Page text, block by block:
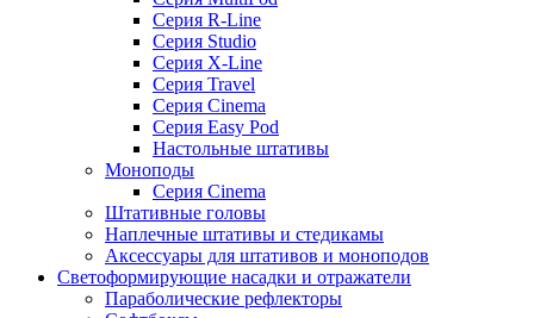
Серия R-Line
Серия Studio
Серия X-Line
Серия Travel
Серия Cinema
Серия Easy Pod
Настольные штативы
Моноподы
Серия Cinema
Штативные головы
Наплечные штативы и стедикамы
Аксессуары для штативов и моноподов
Светоформирующие насадки и отражатели
Параболические рефлекторы